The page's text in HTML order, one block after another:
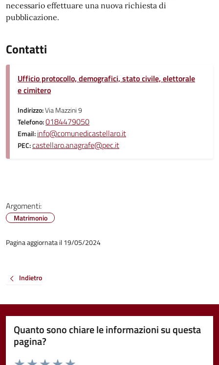
necessario effettuare una nuova richiesta di
pubblicazione.
Contatti
Ufficio protocollo, demografici, stato civile, elettorale
e cimitero
Indirizzo:Via Mazzini 9
Telefono:0184479050
Email:info@comunedicastellaro.it
PEC:castellaro.anagrafe@pec.it
Argomenti:
Matrimonio
Pagina aggiornata il 19/05/2024
Indietro
Quanto sono chiare le informazioni su questa
pagina?
Valuta da 1 a 5 stelle la pagina